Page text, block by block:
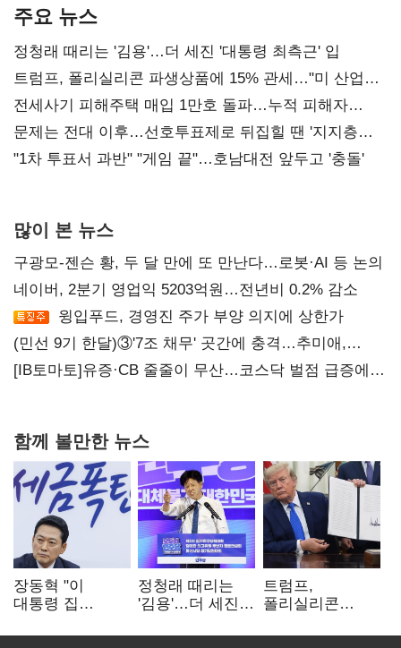
주요 뉴스
정청래 때리는 '김용'…더 세진 '대통령 최측근' 입
트럼프, 폴리실리콘 파생상품에 15% 관세…"미 산업
재건"
전세사기 피해주택 매입 1만호 돌파…누적 피해자
4만278명
문제는 전대 이후…선호투표제로 뒤집힐 땐 '지지층
불복'
"1차 투표서 과반" "게임 끝"…호남대전 앞두고 '충돌'
많이 본 뉴스
구광모-젠슨 황, 두 달 만에 또 만난다…로봇·AI 등 논의
네이버, 2분기 영업익 5203억원…전년비 0.2% 감소
윙입푸드, 경영진 주가 부양 의지에 상한가
(민선 9기 한달)③'7조 채무' 곳간에 충격…추미애,
20년만에 '비상재정' 선언 승부수
[IB토마토]유증·CB 줄줄이 무산…코스닥 벌점 급증에
함께 볼만한 뉴스
장동혁 "이
대통령 집
폭탄…'내로남불'"
정청래 때리는
'김용'…더 세진
입
트럼프,
폴리실리콘
관세…"미 산업